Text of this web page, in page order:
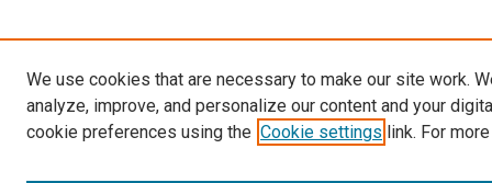
We use cookies that are necessary to make our site work.
analyze, improve, and personalize our content and your
cookie preferences using the Cookie settings link. For